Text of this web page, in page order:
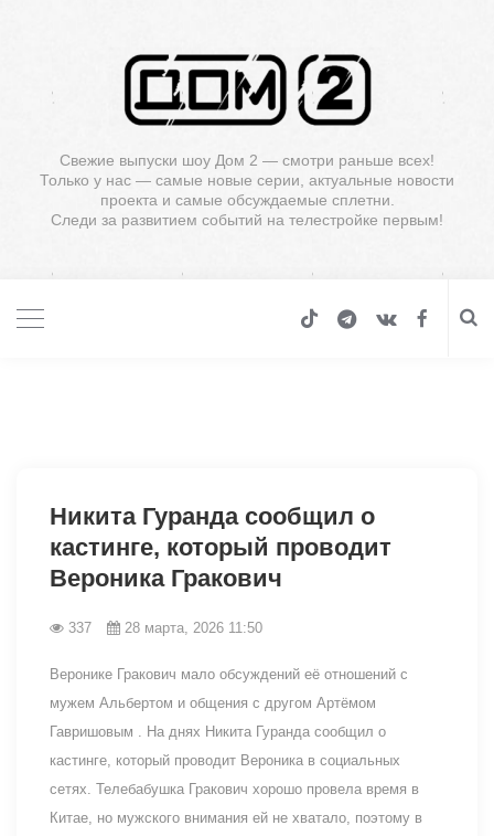
Свежие выпуски шоу Дом 2 — смотри раньше всех!
Только у нас — самые новые серии, актуальные новости
проекта и самые обсуждаемые сплетни.
Следи за развитием событий на телестройке первым!
Никита Гуранда сообщил о
кастинге, который проводит
Вероника Гракович
337 28 марта, 2026 11:50
Веронике Гракович мало обсуждений её отношений с
мужем Альбертом и общения с другом Артёмом
Гавришовым . На днях Никита Гуранда сообщил о
кастинге, который проводит Вероника в социальных
сетях. Телебабушка Гракович хорошо провела время в
Китае, но мужского внимания ей не хватало, поэтому в